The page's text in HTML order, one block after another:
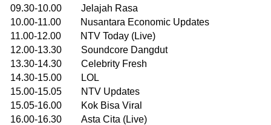
09.30-10.00 Jelajah Rasa
10.00-11.00 Nusantara Economic Updates
11.00-12.00 NTV Today (Live)
12.00-13.30 Soundcore Dangdut
13.30-14.30 Celebrity Fresh
14.30-15.00 LOL
15.00-15.05 NTV Updates
15.05-16.00 Kok Bisa Viral
16.00-16.30 Asta Cita (Live)